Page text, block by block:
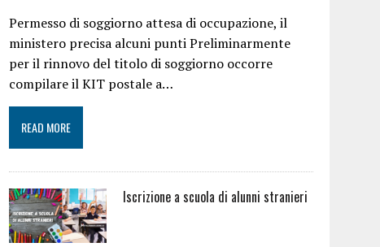
Permesso di soggiorno attesa di occupazione, il
ministero precisa alcuni punti Preliminarmente
per il rinnovo del titolo di soggiorno occorre
compilare il KIT postale a…
READ MORE
Iscrizione a scuola di alunni stranieri